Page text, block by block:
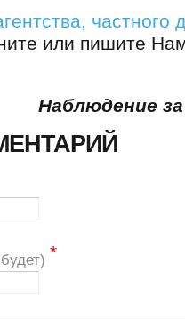
частного
или пишите
Наблюдение
*